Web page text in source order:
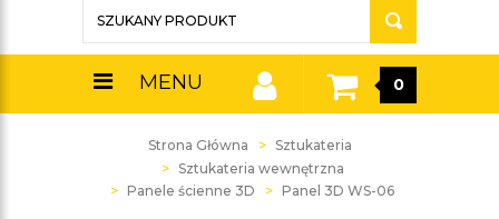
MENU 0
Strona Główna
Sztukateria
Sztukateria wewnętrzna
Panele ścienne 3D
Panel 3D WS-06